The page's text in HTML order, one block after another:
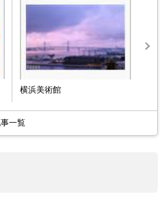
横浜美術館
一覧